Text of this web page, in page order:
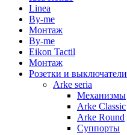
Linea
By-me
Монтаж
By-me
Eikon Tactil
Монтаж
Розетки и выключатели
Arke seria
Механизмы
Arke Classic
Arke Round
Суппорты